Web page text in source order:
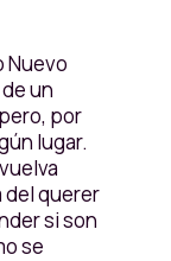
Nuevo
un
por
lugar.
del querer
si son
se